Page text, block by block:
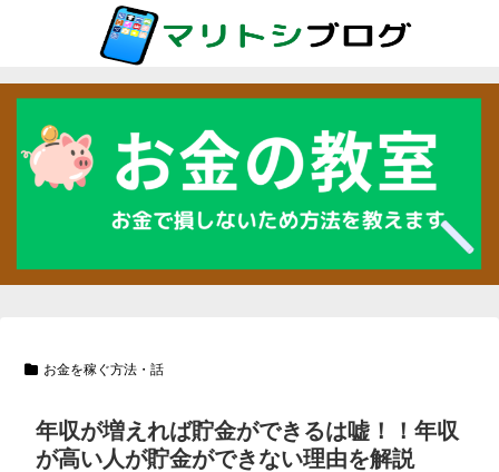
お金を稼ぐ方法・話
年収が増えれば貯金ができるは嘘！！年収
が高い人が貯金ができない理由を解説